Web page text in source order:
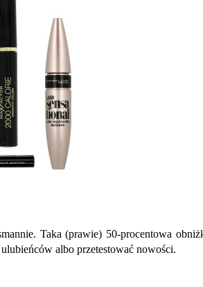
Taka (prawie) 50-procentowa
albo przetestować nowości.